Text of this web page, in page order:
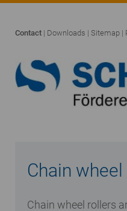
Contact | Downloads | Sitemap |
Chain
Chain wheel rollers